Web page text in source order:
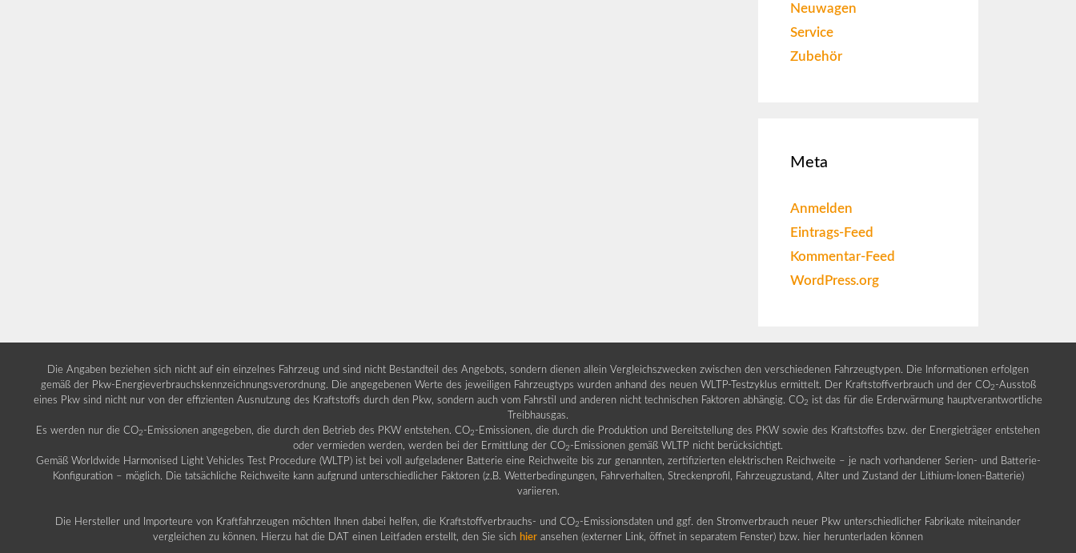
Neuwagen
Service
Zubehör
Meta
Anmelden
Eintrags-Feed
Kommentar-Feed
WordPress.org
Die Angaben beziehen sich nicht auf ein einzelnes Fahrzeug und sind nicht Bestandteil des Angebots, sondern dienen allein Vergleichszwecken zwischen den verschiedenen Fahrzeugtypen. Die Informationen erfolgen
gemäß der Pkw-Energieverbrauchskennzeichnungsverordnung. Die angegebenen Werte des jeweiligen Fahrzeugtyps wurden anhand des neuen WLTP-Testzyklus ermittelt. Der Kraftstoffverbrauch und der CO2 -Ausstoß
eines Pkw sind nicht nur von der effizienten Ausnutzung des Kraftstoffs durch den Pkw, sondern auch vom Fahrstil und anderen nicht technischen Faktoren abhängig. CO2 ist das für die Erderwärmung hauptverantwortliche
Treibhausgas.
Es werden nur die CO2 -Emissionen angegeben, die durch den Betrieb des PKW entstehen. CO2 -Emissionen, die durch die Produktion und Bereitstellung des PKW sowie des Kraftstoffes bzw. der Energieträger entstehen
oder vermieden werden, werden bei der Ermittlung der CO2 -Emissionen gemäß WLTP nicht berücksichtigt.
Gemäß Worldwide Harmonised Light Vehicles Test Procedure (WLTP) ist bei voll aufgeladener Batterie eine Reichweite bis zur genannten, zertifizierten elektrischen Reichweite – je nach vorhandener Serien- und Batterie-
Konfiguration – möglich. Die tatsächliche Reichweite kann aufgrund unterschiedlicher Faktoren (z.B. Wetterbedingungen, Fahrverhalten, Streckenprofil, Fahrzeugzustand, Alter und Zustand der Lithium-Ionen-Batterie)
variieren.
Die Hersteller und Importeure von Kraftfahrzeugen möchten Ihnen dabei helfen, die Kraftstoffverbrauchs- und CO2 -Emissionsdaten und ggf. den Stromverbrauch neuer Pkw unterschiedlicher Fabrikate miteinander
vergleichen zu können. Hierzu hat die DAT einen Leitfaden erstellt, den Sie sich hier ansehen (externer Link, öffnet in separatem Fenster) bzw. hier herunterladen können